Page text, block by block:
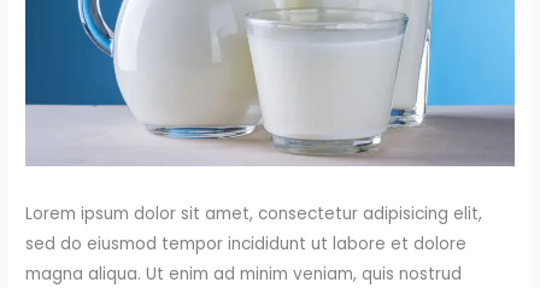
Lorem ipsum dolor sit amet, consectetur adipisicing elit,
sed do eiusmod tempor incididunt ut labore et dolore
magna aliqua. Ut enim ad minim veniam, quis nostrud